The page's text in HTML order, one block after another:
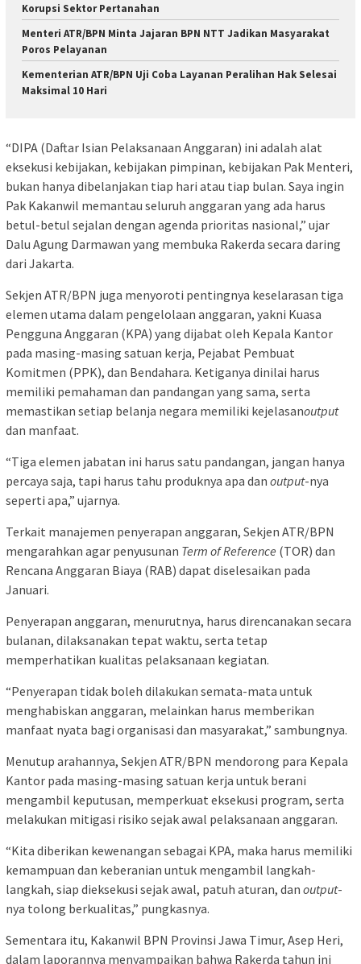
Korupsi Sektor Pertanahan
Menteri ATR/BPN Minta Jajaran BPN NTT Jadikan Masyarakat
Poros Pelayanan
Kementerian ATR/BPN Uji Coba Layanan Peralihan Hak Selesai
Maksimal 10 Hari
“DIPA (Daftar Isian Pelaksanaan Anggaran) ini adalah alat
eksekusi kebijakan, kebijakan pimpinan, kebijakan Pak Menteri,
bukan hanya dibelanjakan tiap hari atau tiap bulan. Saya ingin
Pak Kakanwil memantau seluruh anggaran yang ada harus
betul-betul sejalan dengan agenda prioritas nasional,” ujar
Dalu Agung Darmawan yang membuka Rakerda secara daring
dari Jakarta.
Sekjen ATR/BPN juga menyoroti pentingnya keselarasan tiga
elemen utama dalam pengelolaan anggaran, yakni Kuasa
Pengguna Anggaran (KPA) yang dijabat oleh Kepala Kantor
pada masing-masing satuan kerja, Pejabat Pembuat
Komitmen (PPK), dan Bendahara. Ketiganya dinilai harus
memiliki pemahaman dan pandangan yang sama, serta
memastikan setiap belanja negara memiliki kejelasanoutput
dan manfaat.
“Tiga elemen jabatan ini harus satu pandangan, jangan hanya
percaya saja, tapi harus tahu produknya apa dan output-nya
seperti apa,” ujarnya.
Terkait manajemen penyerapan anggaran, Sekjen ATR/BPN
mengarahkan agar penyusunan Term of Reference (TOR) dan
Rencana Anggaran Biaya (RAB) dapat diselesaikan pada
Januari.
Penyerapan anggaran, menurutnya, harus direncanakan secara
bulanan, dilaksanakan tepat waktu, serta tetap
memperhatikan kualitas pelaksanaan kegiatan.
“Penyerapan tidak boleh dilakukan semata-mata untuk
menghabiskan anggaran, melainkan harus memberikan
manfaat nyata bagi organisasi dan masyarakat,” sambungnya.
Menutup arahannya, Sekjen ATR/BPN mendorong para Kepala
Kantor pada masing-masing satuan kerja untuk berani
mengambil keputusan, memperkuat eksekusi program, serta
melakukan mitigasi risiko sejak awal pelaksanaan anggaran.
“Kita diberikan kewenangan sebagai KPA, maka harus memiliki
kemampuan dan keberanian untuk mengambil langkah-
langkah, siap dieksekusi sejak awal, patuh aturan, dan output-
nya tolong berkualitas,” pungkasnya.
Sementara itu, Kakanwil BPN Provinsi Jawa Timur, Asep Heri,
dalam laporannya menyampaikan bahwa Rakerda tahun ini